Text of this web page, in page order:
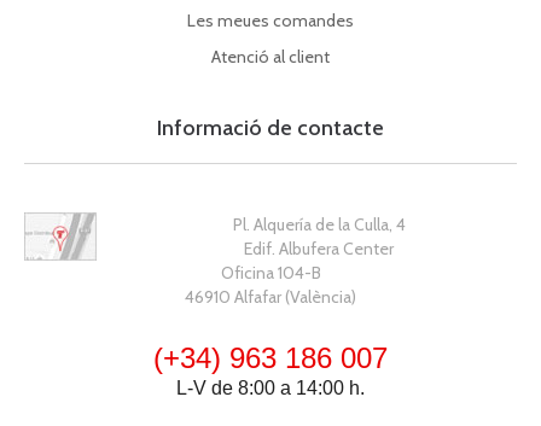
Les meues comandes
Atenció al client
Informació de contacte
Pl. Alquería de la Culla, 4
Edif. Albufera Center
Oficina 104-B
46910 Alfafar (València)
(+34) 963 186 007
L-V de 8:00 a 14:00 h.